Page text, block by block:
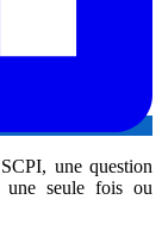
une question
une seule fois ou